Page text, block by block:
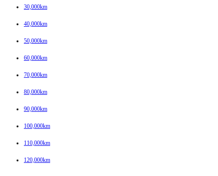
30,000km
40,000km
50,000km
60,000km
70,000km
80,000km
90,000km
100,000km
110,000km
120,000km